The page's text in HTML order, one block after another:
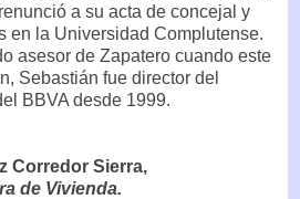
a su acta de concejal y
en la Universidad Complutense.
asesor de Zapatero cuando este
Sebastián fue director del
BBVA desde 1999.
Corredor Sierra,
de Vivienda.